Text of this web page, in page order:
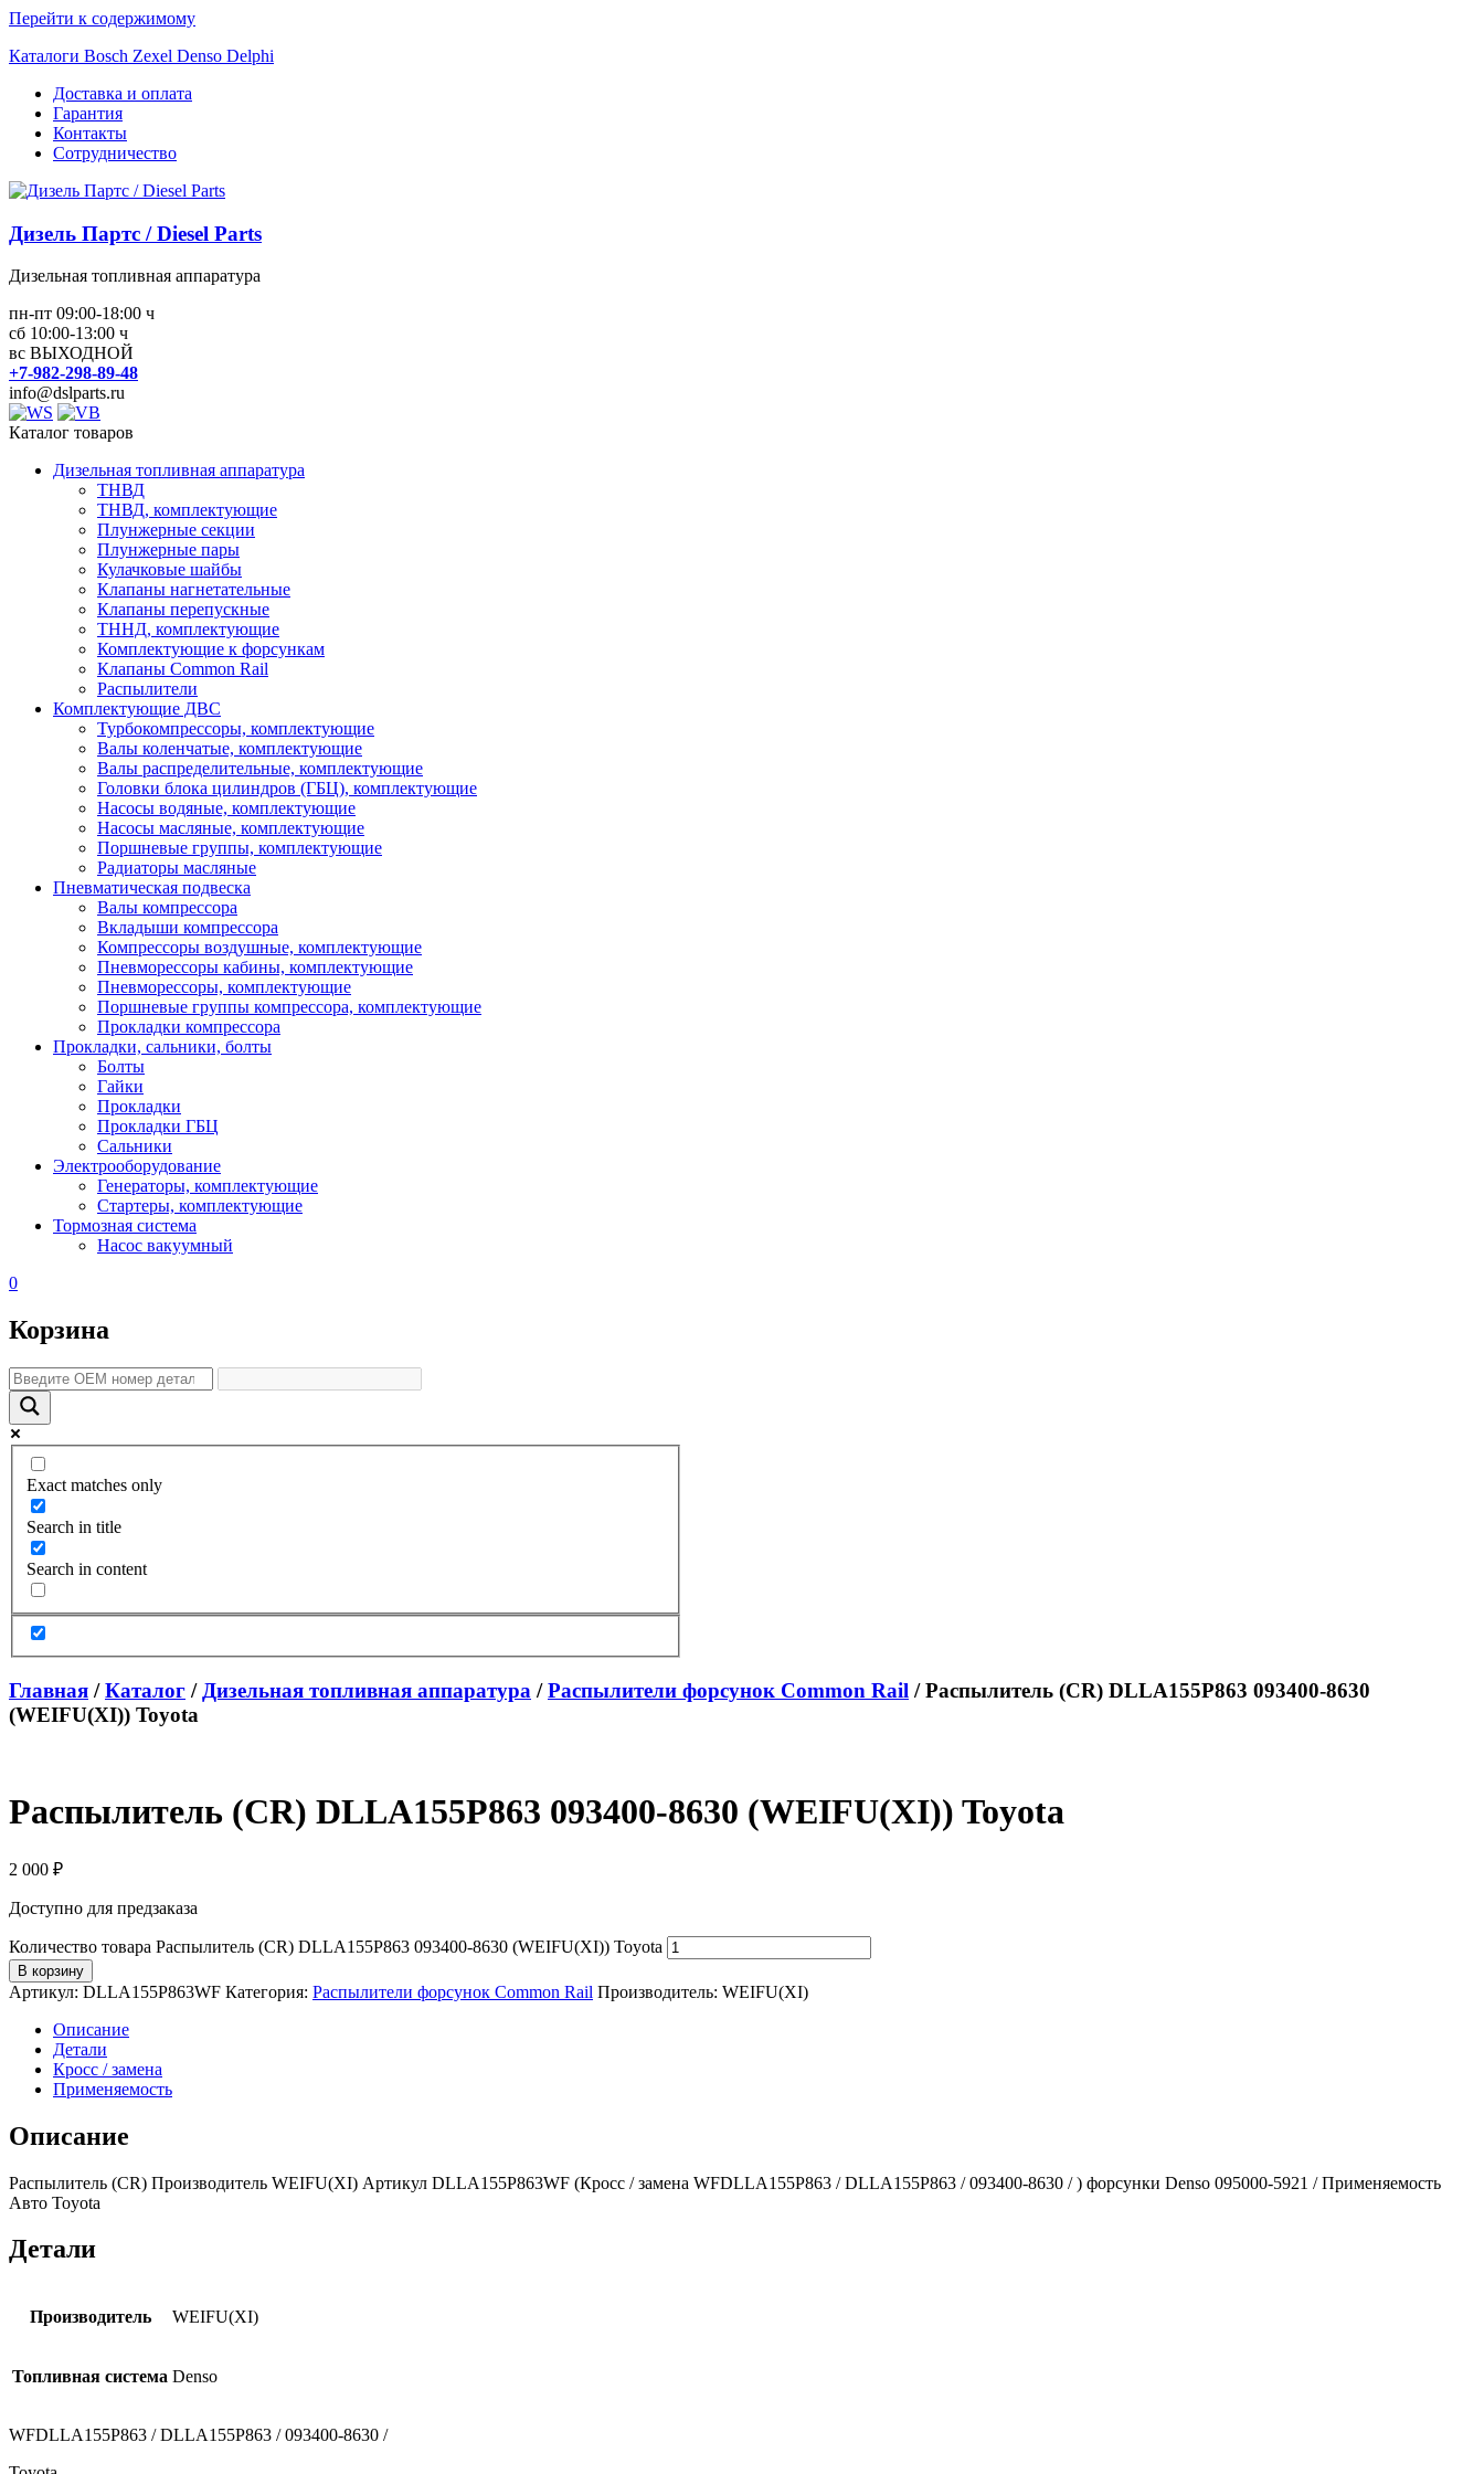
Перейти к содержимому
Каталоги Bosch Zexel Denso Delphi
Доставка и оплата
Гарантия
Контакты
Сотрудничество
Дизель Партс / Diesel Parts
Дизельная топливная аппаратура
пн-пт 09:00-18:00 ч
сб 10:00-13:00 ч
вс ВЫХОДНОЙ
+7-982-298-89-48
info@dslparts.ru
Каталог товаров
Дизельная топливная аппаратура
ТНВД
ТНВД, комплектующие
Плунжерные секции
Плунжерные пары
Кулачковые шайбы
Клапаны нагнетательные
Клапаны перепускные
ТННД, комплектующие
Комплектующие к форсункам
Клапаны Common Rail
Распылители
Комплектующие ДВС
Турбокомпрессоры, комплектующие
Валы коленчатые, комплектующие
Валы распределительные, комплектующие
Головки блока цилиндров (ГБЦ), комплектующие
Насосы водяные, комплектующие
Насосы масляные, комплектующие
Поршневые группы, комплектующие
Радиаторы масляные
Пневматическая подвеска
Валы компрессора
Вкладыши компрессора
Компрессоры воздушные, комплектующие
Пневморессоры кабины, комплектующие
Пневморессоры, комплектующие
Поршневые группы компрессора, комплектующие
Прокладки компрессора
Прокладки, сальники, болты
Болты
Гайки
Прокладки
Прокладки ГБЦ
Сальники
Электрооборудование
Генераторы, комплектующие
Стартеры, комплектующие
Тормозная система
Насос вакуумный
0
Корзина
Exact matches only
Search in title
Search in content
Главная /Каталог / Дизельная топливная аппаратура /Распылители форсунок Common Rail / Распылитель (CR) DLLA155P863 093400-8630
(WEIFU(XI)) Toyota
Распылитель (CR) DLLA155P863 093400-8630 (WEIFU(XI)) Toyota
2 000 ₽
Доступно для предзаказа
Количество товара Распылитель (CR) DLLA155P863 093400-8630 (WEIFU(XI)) Toyota
В корзину
Артикул: DLLA155P863WF Категория: Распылители форсунок Common Rail Производитель: WEIFU(XI)
Описание
Детали
Кросс / замена
Применяемость
Описание
Распылитель (CR) Производитель WEIFU(XI) Артикул DLLA155P863WF (Кросс / замена WFDLLA155P863 / DLLA155P863 / 093400-8630 / ) форсунки Denso 095000-5921 / Применяемость
Авто Toyota
Детали
Производитель WEIFU(XI)
Топливная система Denso
WFDLLA155P863 / DLLA155P863 / 093400-8630 /